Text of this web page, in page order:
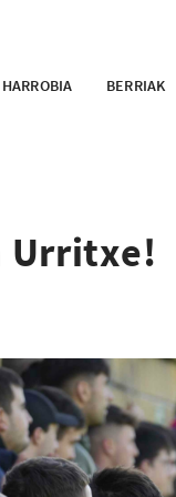
HARROBIA BERRIAK
Urritxe!